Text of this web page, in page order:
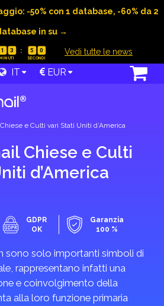
-50% con 1 database, -60% da 2
in su →
1 3 5 0 Vedi tutte le news
IT EUR
Chiese e Culti vari Stati Uniti d’America
Chiese e Culti
d’America
GDPR
OK
Garanzia
100 %
sono solo importanti simboli di
rappresentano infatti una
e coinvolgimento della
alla loro funzione primaria